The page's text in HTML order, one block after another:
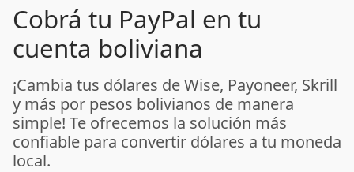
Cobrá tu PayPal en tu
cuenta boliviana
¡Cambia tus dólares de Wise, Payoneer, Skrill
y más por pesos bolivianos de manera
simple! Te ofrecemos la solución más
confiable para convertir dólares a tu moneda
local.